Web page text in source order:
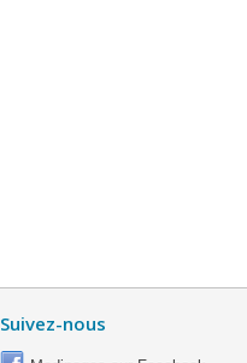
Suivez-nous